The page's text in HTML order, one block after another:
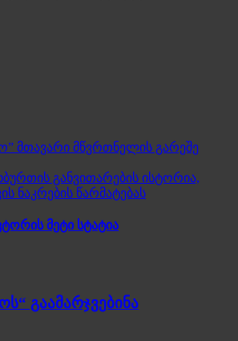
მთავარი მწვრთნელის გარეშე
განვითარების ისტორია,
ნაკრების წარმატებას
მეტი სტატია
გაამარჯვებინა